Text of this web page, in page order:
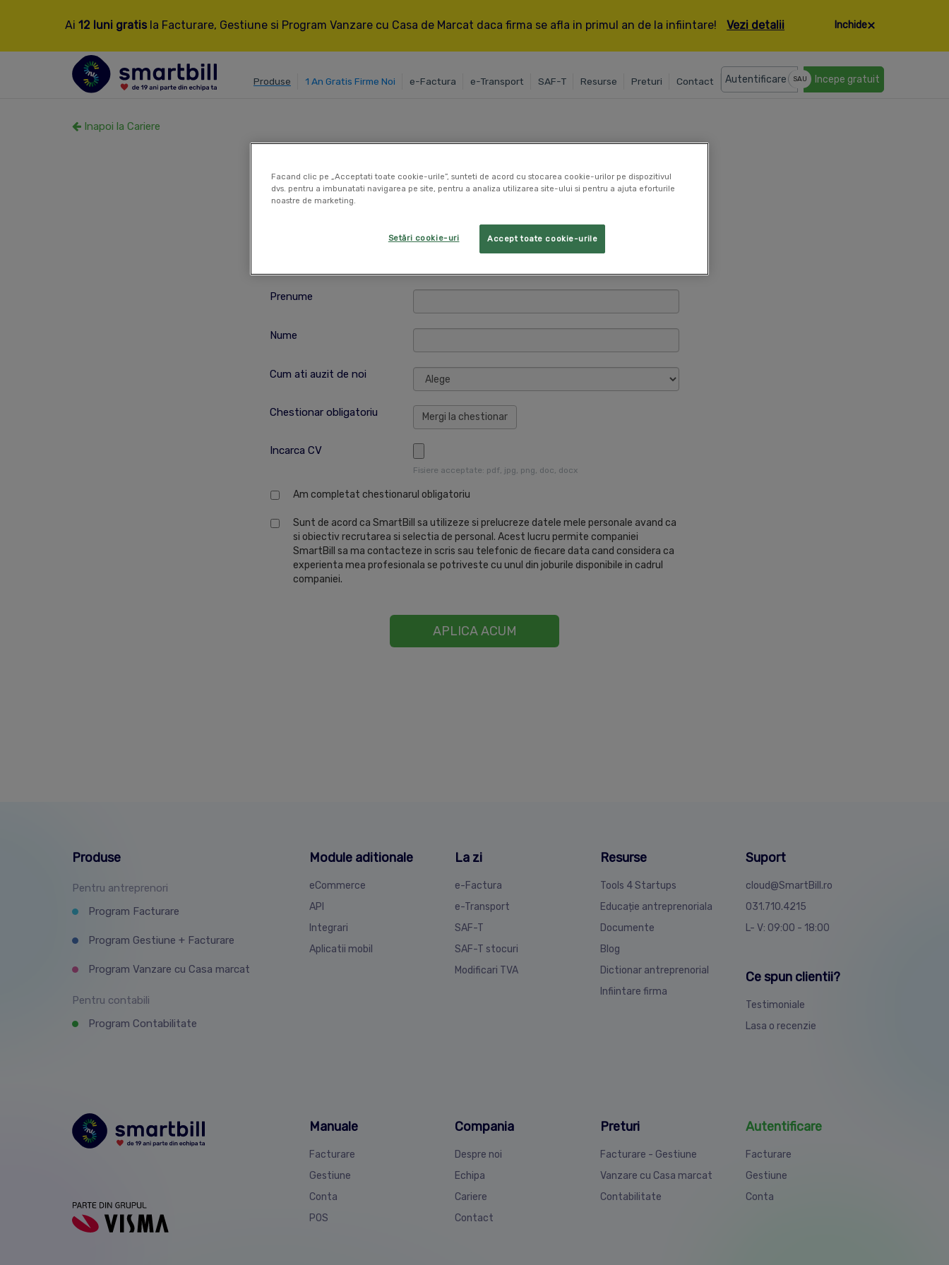
Ai12 luni gratis la Facturare, Gestiune si Program Vanzare cu Casa de Marcat daca firma se afla in primul an de la infiintare! Vezi detalii Inchide
Produse 1 An Gratis Firme Noi e-Factura e-Transport SAF-T Resurse Preturi Contact Autentificare SAU Incepe gratuit
Inapoi la Cariere
Pentru a aplica la job-urile SmartBill, completeaza formularul de mai jos:
Prenume
Nume
Cum ati auzit de noi
Chestionar obligatoriu Mergi la chestionar
Incarca CV
Fisiere acceptate: pdf, jpg, png, doc, docx
Am completat chestionarul obligatoriu
Sunt de acord ca SmartBill sa utilizeze si prelucreze datele mele personale avand ca
si obiectiv recrutarea si selectia de personal. Acest lucru permite companiei
SmartBill sa ma contacteze in scris sau telefonic de fiecare data cand considera ca
experienta mea profesionala se potriveste cu unul din joburile disponibile in cadrul
companiei.
Produse
Pentru antreprenori
Program Facturare
Program Gestiune + Facturare
Program Vanzare cu Casa marcat
Pentru contabili
Program Contabilitate
Module aditionale
eCommerce
API
Integrari
Aplicatii mobil
La zi
e-Factura
e-Transport
SAF-T
SAF-T stocuri
Modificari TVA
Resurse
Tools 4 Startups
Educație antreprenoriala
Documente
Blog
Dictionar antreprenorial
Infiintare firma
Suport
cloud@SmartBill.ro
031.710.4215
L- V: 09:00 - 18:00
Ce spun clientii?
Testimoniale
Lasa o recenzie
Manuale
Facturare
Gestiune
Conta
POS
Compania
Despre noi
Echipa
Cariere
Contact
Preturi
Facturare - Gestiune
Vanzare cu Casa marcat
Contabilitate
Autentificare
Facturare
Gestiune
Conta
Facand clic pe „Acceptati toate cookie-urile”, sunteti de acord cu stocarea cookie-urilor pe dispozitivul
dvs. pentru a imbunatati navigarea pe site, pentru a analiza utilizarea site-ului si pentru a ajuta eforturile
noastre de marketing.
Accept toate cookie-urile
Setări cookie-uri